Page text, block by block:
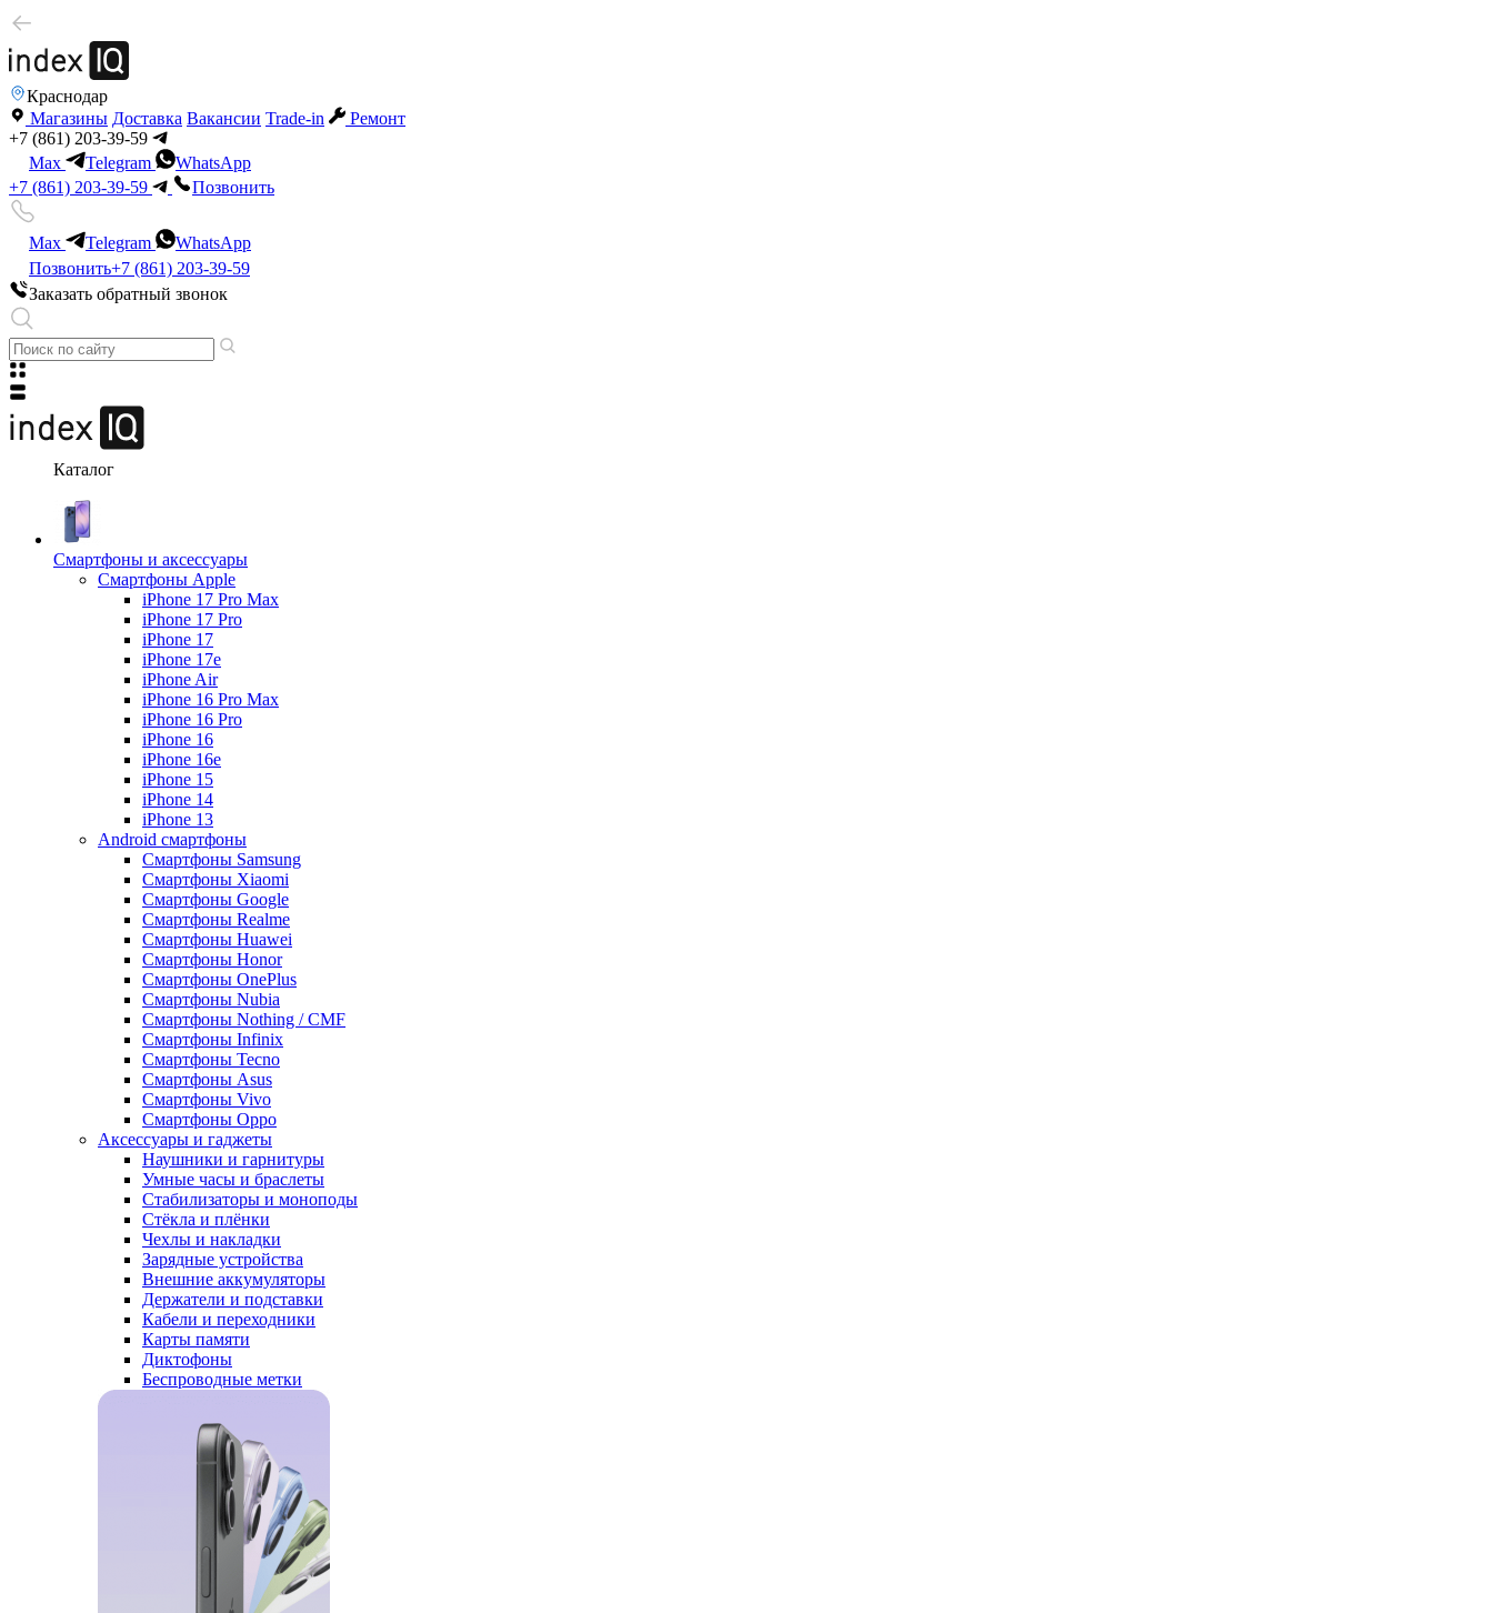
Краснодар
Магазины Доставка Вакансии Trade-in
Ремонт
+7 (861) 203-39-59
Max
Telegram
WhatsApp
+7 (861) 203-39-59
Позвонить
Max Telegram
WhatsApp
Позвонить+7 (861) 203-39-59
Заказать обратный звонок
Каталог
Смартфоны и аксессуары
Смартфоны Apple
iPhone 17 Pro Max
iPhone 17 Pro
iPhone 17
iPhone 17e
iPhone Air
iPhone 16 Pro Max
iPhone 16 Pro
iPhone 16
iPhone 16e
iPhone 15
iPhone 14
iPhone 13
Android cмартфоны
Смартфоны Samsung
Смартфоны Xiaomi
Смартфоны Google
Смартфоны Realme
Смартфоны Huawei
Смартфоны Honor
Смартфоны OnePlus
Смартфоны Nubia
Смартфоны Nothing / CMF
Смартфоны Infinix
Смартфоны Tecno
Смартфоны Asus
Смартфоны Vivo
Смартфоны Oppo
Аксессуары и гаджеты
Наушники и гарнитуры
Умные часы и браслеты
Стабилизаторы и моноподы
Стёкла и плёнки
Чехлы и накладки
Зарядные устройства
Внешние аккумуляторы
Держатели и подставки
Кабели и переходники
Карты памяти
Диктофоны
Беспроводные метки